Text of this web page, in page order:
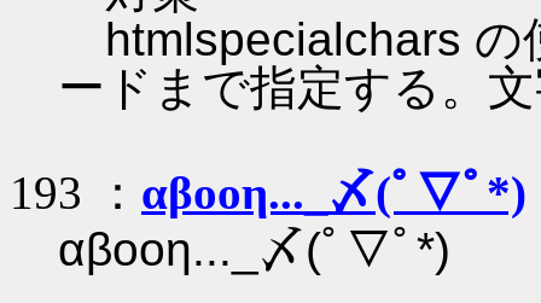
htmlspecialchars の
ードまで指定する。
193 ： αβοοη..._〆(ﾟ▽ﾟ*)
αβοοη..._〆(ﾟ▽ﾟ*)